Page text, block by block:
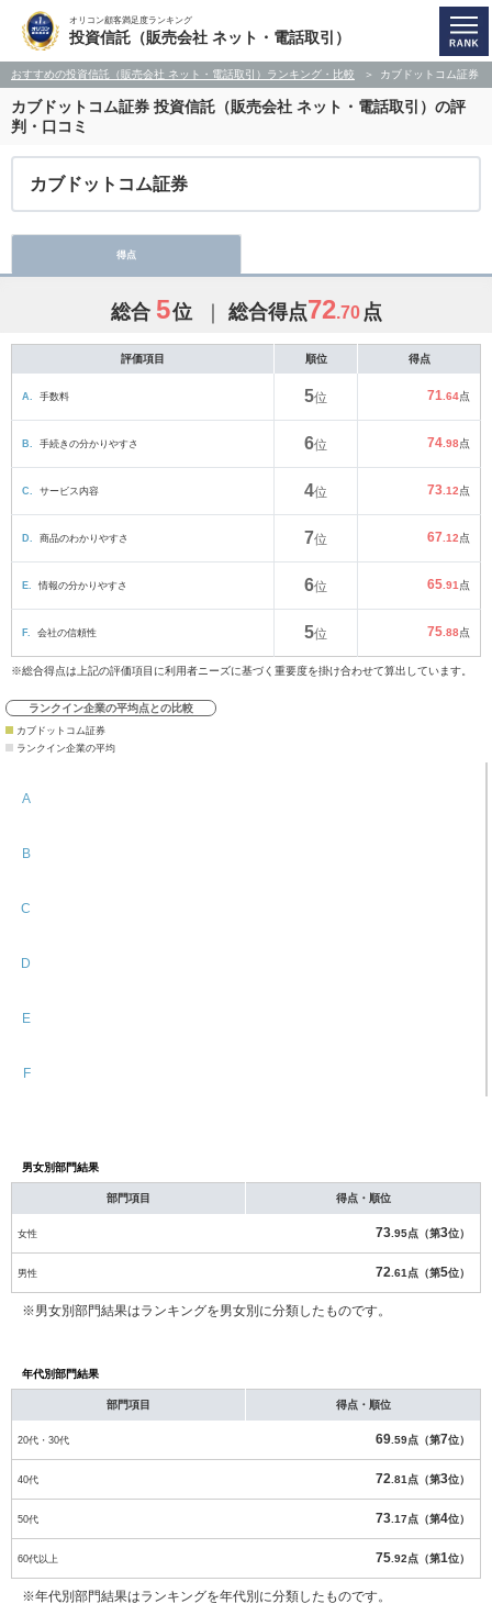
オリコン顧客満足度ランキング
投資信託（販売会社 ネット・電話取引）
おすすめの投資信託（販売会社 ネット・電話取引）ランキング・比較 カブドットコム証券
カブドットコム証券 投資信託（販売会社 ネット・電話取引）の評
判・口コミ
カブドットコム証券
得点
総合 5位 総合得点72.70 点
評価項目 順位 得点
A. 手数料 5位 71 .64点
B. 手続きの分かりやすさ 6位 74 .98点
C. サービス内容 4位 73 .12点
D. 商品のわかりやすさ 7位 67 .12点
E. 情報の分かりやすさ 6位 65 .91 点
F. 会社の信頼性 5位 75 .88点
※総合得点は上記の評価項目に利用者ニーズに基づく重要度を掛け合わせて算出しています。
ランクイン企業の平均点との比較
カブドットコム証券
ランクイン企業の平均
A
B
C
D
E
F
男女別部門結果
部門項目 得点・順位
女性 73 .95点（第3位）
男性 72 .61点（第5位）
※男女別部門結果はランキングを男女別に分類したものです。
年代別部門結果
部門項目 得点・順位
20代・30代 69 .59点（第7位）
40代 72 .81点（第3位）
50代 73 .17点（第4位）
60代以上 75 .92点（第1位）
※年代別部門結果はランキングを年代別に分類したものです。